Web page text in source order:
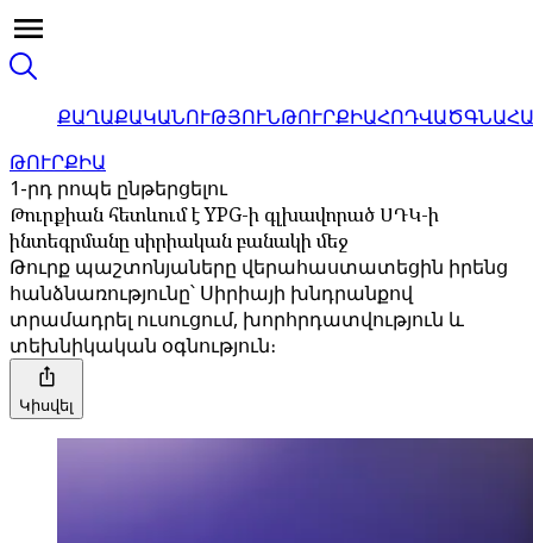
ՔԱՂԱՔԱԿԱՆՈՒԹՅՈՒՆԹՈՒՐՔԻԱՀՈԴՎԱԾ
ԹՈՒՐՔԻԱ
1-րդ րոպե ընթերցելու
Թուրքիան հետևում է YPG-ի գլխավորած ՍԴԿ-ի
ինտեգրմանը սիրիական բանակի մեջ
Թուրք պաշտոնյաները վերահաստատեցին իրենց
հանձնառությունը՝ Սիրիայի խնդրանքով
տրամադրել ուսուցում, խորհրդատվություն և
տեխնիկական օգնություն։
Կիսվել